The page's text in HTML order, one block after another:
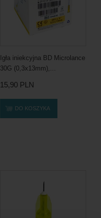
Igła iniekcyjna BD Microlance
30G (0,3x13mm),...
15,90 PLN
DO KOSZYKA